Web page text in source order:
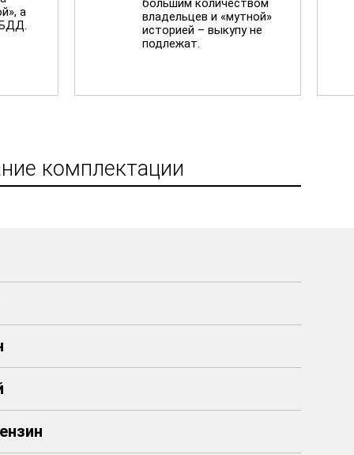
а
владельцев и «мутной»
историей – выкупу не
подлежат.
комплектации